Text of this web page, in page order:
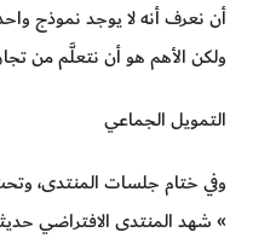
أن نعرف أنه لا يوجد نموذج
ولكن الأهم هو أن نتعلَّم من
التمويل الجماعي
وفي ختام جلسات المنتدى،
» شهد المنتدى الافتراضي